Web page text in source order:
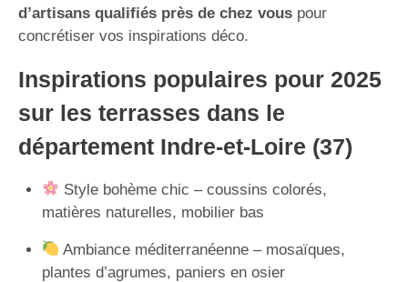
d’artisans qualifiés près de chez vous pour
concrétiser vos inspirations déco.
Inspirations populaires pour 2025
sur les terrasses dans le
département Indre-et-Loire (37)
Style bohème chic – coussins colorés,
matières naturelles, mobilier bas
Ambiance méditerranéenne – mosaïques,
plantes d’agrumes, paniers en osier